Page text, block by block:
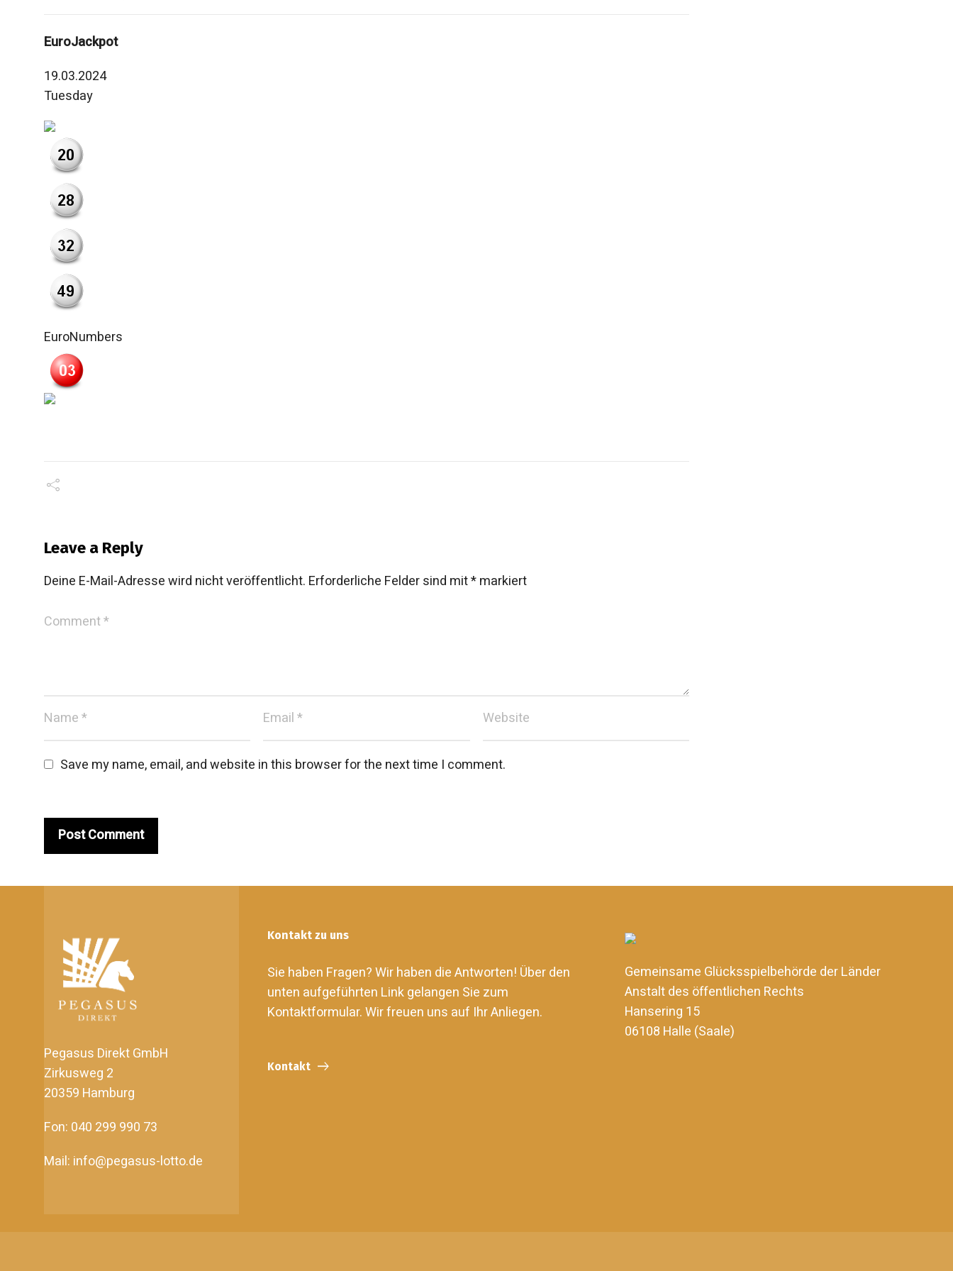
EuroJackpot
19.03.2024
Tuesday
EuroNumbers
Leave a Reply
Deine E-Mail-Adresse wird nicht veröffentlicht. Erforderliche Felder sind mit*markiert
Save my name, email, and website in this browser for the next time I comment.
Pegasus Direkt GmbH
Zirkusweg 2
20359 Hamburg
Fon: 040 299 990 73
Mail: info@pegasus-lotto.de
Kontakt zu uns
Sie haben Fragen? Wir haben die Antworten! Über den
unten aufgeführten Link gelangen Sie zum
Kontaktformular. Wir freuen uns auf Ihr Anliegen.
Kontakt
Gemeinsame Glücksspielbehörde der Länder
Anstalt des öffentlichen Rechts
Hansering 15
06108 Halle (Saale)